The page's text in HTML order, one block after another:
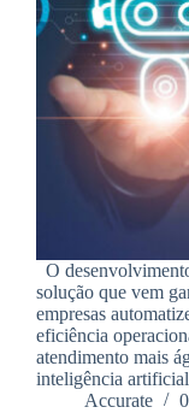
O
solução que vem
empresas
eficiência
atendimento mais
inteligência
Accurate